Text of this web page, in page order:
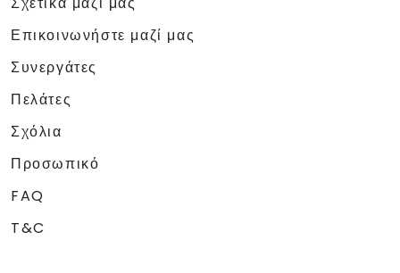
Επικοινωνήστε μαζί μας
Συνεργάτες
Πελάτες
Σχόλια
Προσωπικό
FAQ
T&C